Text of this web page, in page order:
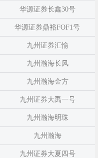
华源证券长鑫30号
华源证券鼎裕FOF1号
九州证券汇愉
九州瀚海长风
九州瀚海金方
九州证券大禹一号
九州瀚海明珠
九州瀚海
九州证券大夏四号